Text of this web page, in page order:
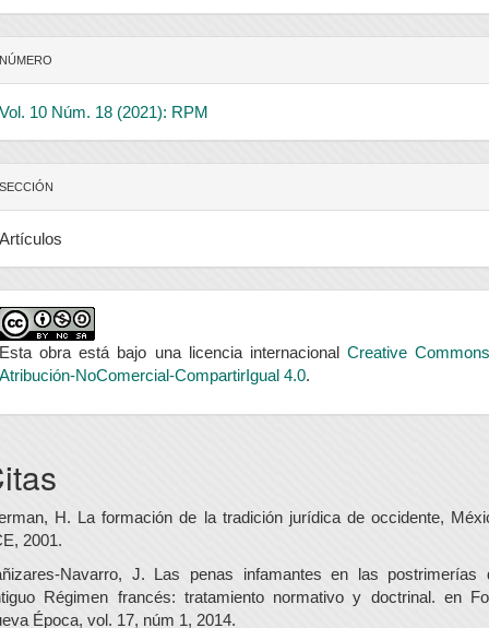
NÚMERO
Vol. 10 Núm. 18 (2021): RPM
SECCIÓN
Artículos
Esta obra está bajo una licencia internacional Creative Commons
Atribución-NoComercial-CompartirIgual 4.0.
H. La formación de la tradición jurídica de occidente,
2001.
Navarro, J. Las penas infamantes en las postrimerías
Régimen francés: tratamiento normativo y doctrinal. en
Época, vol. 17, núm 1, 2014.